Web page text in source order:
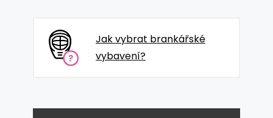
Jak vybrat brankářské
vybavení?